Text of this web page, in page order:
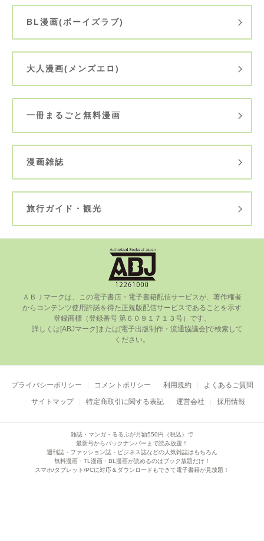
BL漫画(ボーイズラブ)
大人漫画(メンズエロ)
一冊まるごと無料漫画
漫画雑誌
旅行ガイド・観光
ＡＢＪマークは、この電⼦書店・電⼦書籍配信サービスが、著作権者
からコンテンツ使⽤許諾を得た正規版配信サービスであることを⽰す
登録商標（登録番号 第６０９１７１３号）です。
ください。
プライバシーポリシー コメントポリシー 利用規約
よくあるご質問
サイトマップ
特定商取引に関する表記 運営会社 採用情報
雑誌・マンガ・るるぶが月額550円（税込）で
最新号からバックナンバーまで読み放題！
週刊誌・ファッション誌・ビジネス誌などの人気雑誌はもちろん
無料漫画・TL漫画・BL漫画が読めるのはブック放題だけ！
スマホ/タブレット/PCに対応＆ダウンロードもできて電子書籍が見放題！